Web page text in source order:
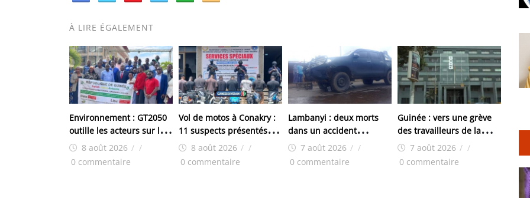
À LIRE ÉGALEMENT
Environnement : GT2050
outille les acteurs sur les
pertes et dommages liés
au changement
8 août 2026 / /
0 commentaire
Vol de motos à Conakry :
11 suspects présentés à
la presse par les Services
spéciaux
8 août 2026 / /
0 commentaire
Lambanyi : deux morts
dans un accident
impliquant un pick-up de
la police
7 août 2026 / /
0 commentaire
Guinée : vers une grève
des travailleurs de la
BCRG7 août 2026 / /
0 commentaire